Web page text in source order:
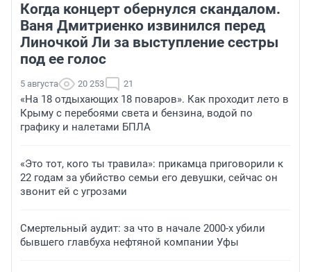
Когда концерт обернулся скандалом.
Ваня Дмитриенко извинился перед
Линочкой Ли за выступление сестры
под ее голос
5 августа 20 253 21
«На 18 отдыхающих 18 поваров». Как проходит лето в
Крыму с перебоями света и бензина, водой по
графику и налетами БПЛА
«Это тот, кого ты травила»: прикамца приговорили к
22 годам за убийство семьи его девушки, сейчас он
звонит ей с угрозами
Смертельный аудит: за что в начале 2000-х убили
бывшего главбуха нефтяной компании Уфы